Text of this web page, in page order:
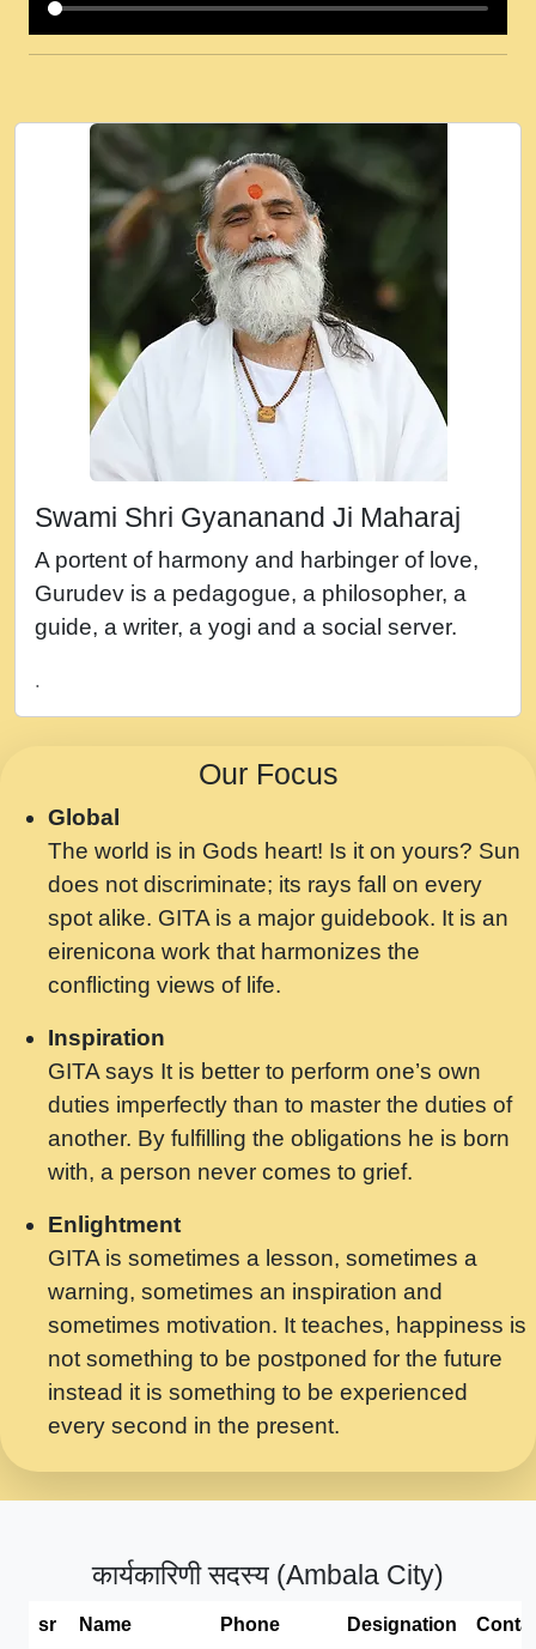
कई पकड क मर हथ र मह वदवन पहच दय! मह जन
Ki - Krishna Bhajan - New Bhajan 2020
#Ishwar Bhakti.mp3
जब से गीता ज्ञान पाया मैं बड़ी मस्ती में हूँ । 2018 -
Rishikesh - Ratan Ji Rasik.mp3
तन हल दल द सनव मड उतत सर रख क, नल रव त
गल लग जव त सर उतत हथ रख द!.mp3
तू कर प्रीतम से प्रीत, यूहीं दिन बीतते जाते हैं ।
2018 - Rishikesh - Swami Gyananand Ji
Maharaj.mp3
न म गवद गपल गद फर, पयर महन न रझद फर! shri
नह भरस रह लडडल... अपन खट करम क !!!! मह दद
सहर चरण क .....mp3
बगड नसब कसन सवर तर बगर Shri ravinandan
shastri ji maharaj.mp3
Chahe Ram Ho Chahe Shyam Ho.mp3
मझ अपन जवन बनन न आय, रठ हर क मनन न आय
Shri ravinandan shastri ji maharaj.mp3
मन अशांत मंत्र जाप - गीता प्रेरणा -Swami
Gyananand Ji Maharaj.mp3
मन बध लय परम वल कगन Special Shyam
Saawariya.mp3
मर गनय न अपरध लडडल शर रध.... Shri
ravinandan shastri ji maharaj.mp3
मेरे मन हरी का ध्यान लगा - भजन भाव - 2018 -
Rishikesh - Swami Gyananand Ji
Maharaj.mp3
यह हसरत तलब ह नकज कमर Yahi Hasraten
Talab Hai Bhav Pravah #bhajan.mp3
लडल ज बल ल क ज न लग Sadhvi Purnima Ji
7.9.2021 जवल नगर दलल #बसर.mp3
सख भ मझ पयर ह दख भ मझ पयर ह!छड म कस दत
सपरहट भजन 2021 - तर अखय ह जद भर बहर ज म
सपरहट शयम भजन - जय जय शयम जय जय शयम
भव.mp3
Swami Shri Gyananand Ji Maharaj
A portent of harmony and harbinger of love,
Gurudev is a pedagogue, a philosopher, a
guide, a writer, a yogi and a social server.
.
Our Focus
Global
The world is in Gods heart! Is it on yours? Sun
does not discriminate; its rays fall on every
spot alike. GITA is a major guidebook. It is an
eirenicona work that harmonizes the
conflicting views of life.
Inspiration
GITA says It is better to perform one’s own
duties imperfectly than to master the duties of
another. By fulfilling the obligations he is born
with, a person never comes to grief.
Enlightment
GITA is sometimes a lesson, sometimes a
warning, sometimes an inspiration and
sometimes motivation. It teaches, happiness is
not something to be postponed for the future
instead it is something to be experienced
every second in the present.
कार्यकारिणी सदस्य (Ambala City)
sr Name Phone Designation